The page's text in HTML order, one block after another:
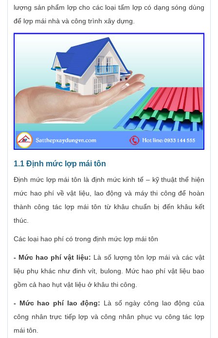
lượng sản phẩm lợp cho các loại tấm lợp có dạng sóng dùng
để lợp mái nhà và công trình xây dựng.
1.1 Định mức lợp mái tôn
Định mức lợp mái tôn là định mức kinh tế – kỹ thuật thể hiện
mức hao phí về vật liệu, lao động và máy thi công để hoàn
thành công tác lợp mái tôn từ khâu chuẩn bị đến khâu kết
thúc.
Các loại hao phí có trong định mức lợp mái tôn
- Mức hao phí vật liệu: Là số lượng tôn lợp mái và các vật
liệu phụ khác như đinh vít, bulong.
Mức hao phí vật liệu bao
gồm cả hao hụt vật liệu ở khâu thi công.
- Mức hao phí lao động: Là số ngày công lao động của
công nhân trực tiếp lợp và công nhân phục vụ công tác lợp
mái tôn.